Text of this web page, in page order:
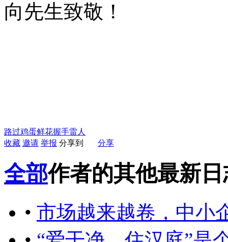
向先生致敬！
路过鸡蛋鲜花握手雷人
收藏 邀请 举报 分享到 分享
全部作者的其他最新日
• 市场越来越卷，中小